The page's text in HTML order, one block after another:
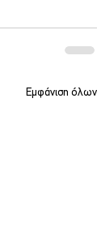
Εμφάνιση όλων